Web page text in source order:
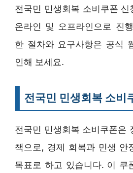
전국민 민생회복 소비쿠폰 신
온라인 및 오프라인으로 진
한 절차와 요구사항은 공식
인해 보세요.
전국민 민생회복 소비
전국민 민생회복 소비쿠폰은
책으로, 경제 회복과 민생 안
목표로 하고 있습니다. 이 쿠